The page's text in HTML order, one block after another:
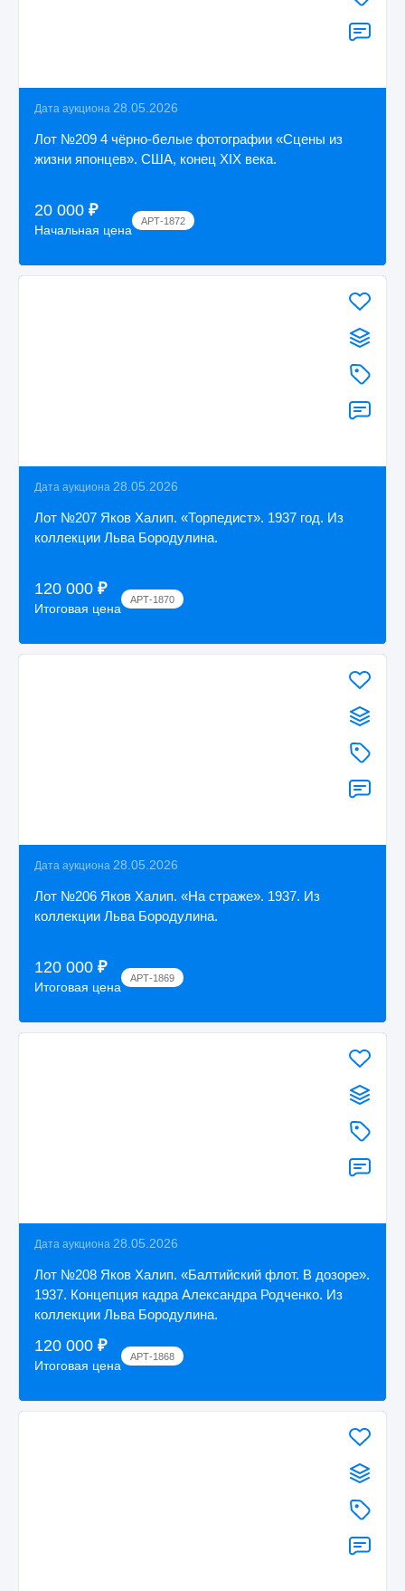
Дата аукциона 28.05.2026
Лот №209 4 чёрно-белые фотографии «Сцены из
жизни японцев». США, конец XIX века.
20 000 ₽
Начальная цена
АРТ-1872
Дата аукциона 28.05.2026
Лот №207 Яков Халип. «Торпедист». 1937 год. Из
коллекции Льва Бородулина.
120 000 ₽
Итоговая цена
АРТ-1870
Дата аукциона 28.05.2026
Лот №206 Яков Халип. «На страже». 1937. Из
коллекции Льва Бородулина.
120 000 ₽
Итоговая цена
АРТ-1869
Дата аукциона 28.05.2026
Лот №208 Яков Халип. «Балтийский флот. В дозоре».
1937. Концепция кадра Александра Родченко. Из
коллекции Льва Бородулина.
120 000 ₽
Итоговая цена
АРТ-1868